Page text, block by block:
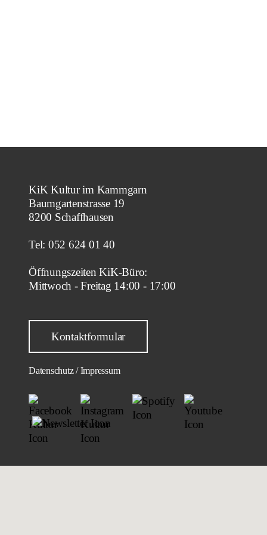
KiK Kultur im Kammgarn
Baumgartenstrasse 19
8200 Schaffhausen
Tel: 052 624 01 40
Öffnungszeiten KiK-Büro:
Mittwoch - Freitag 14:00 - 17:00
Kontaktformular
Datenschutz / Impressum